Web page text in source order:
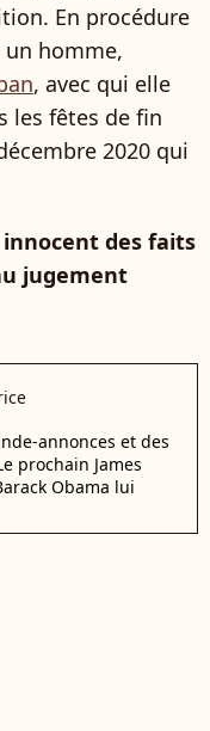
En procédure
homme,
, avec qui elle
les fêtes de fin
2020 qui
des faits
jugement
annonces et des
prochain James
Obama lui